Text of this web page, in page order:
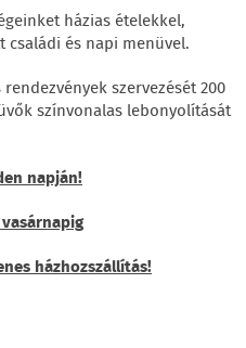
házias ételekkel,
és napi menüvel.
szervezését 200
színvonalas lebonyolítását
napján!
házhozszállítás!